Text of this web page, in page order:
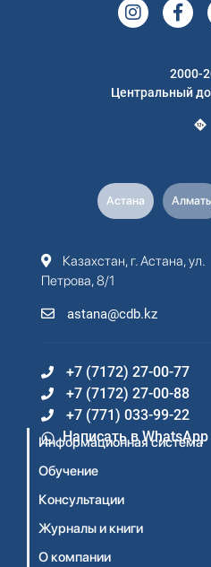
2000-
Центральный
Астана
Казахстан, г. Астана, ул.
Петрова, 8/1
astana@cdb.kz
+7 (7172) 27-00-77
+7 (7172) 27-00-88
+7 (771) 033-99-22
Написать в WhatsApp
Информационная система
Обучение
Консультации
Журналы и книги
О компании